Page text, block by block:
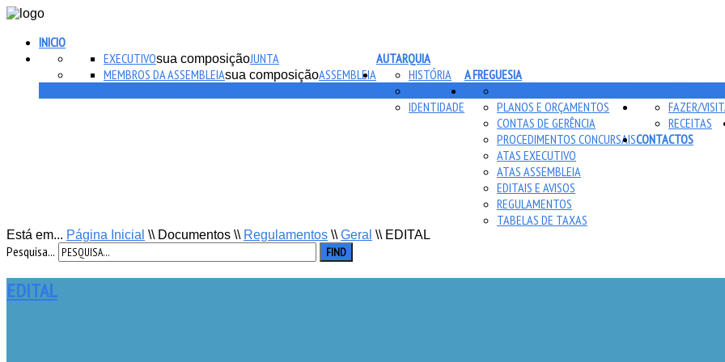
INICIO
AUTARQUIA
JUNTA
EXECUTIVOsua composição
ASSEMBLEIA
MEMBROS DA ASSEMBLEIAsua composição A FREGUESIA
HISTÓRIA
HERÁLDICA
IDENTIDADE
PLANOS E ORÇAMENTOS
CONTAS DE GERÊNCIA
PROCEDIMENTOS CONCURSAIS
ATAS EXECUTIVO
ATAS ASSEMBLEIA
EDITAIS E AVISOS
REGULAMENTOS
TABELAS DE TAXAS
FAZER/
RECEITAS
CONTACTOS
Está em... Página Inicial \\ Documentos \\ Regulamentos \\ Geral \\ EDITAL
Pesquisa... FIND
EDITAL